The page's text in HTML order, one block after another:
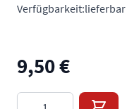
Verfügbarkeit:lieferbar
9,50 €
Menge